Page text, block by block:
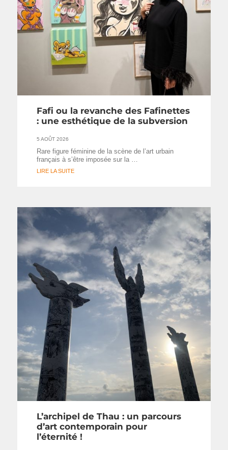
Fafi ou la revanche des Fafinettes
: une esthétique de la subversion
5 AOÛT 2026
Rare figure féminine de la scène de l’art urbain
français à s’être imposée sur la …
LIRE LA SUITE
L’archipel de Thau : un parcours
d’art contemporain pour
l’éternité !